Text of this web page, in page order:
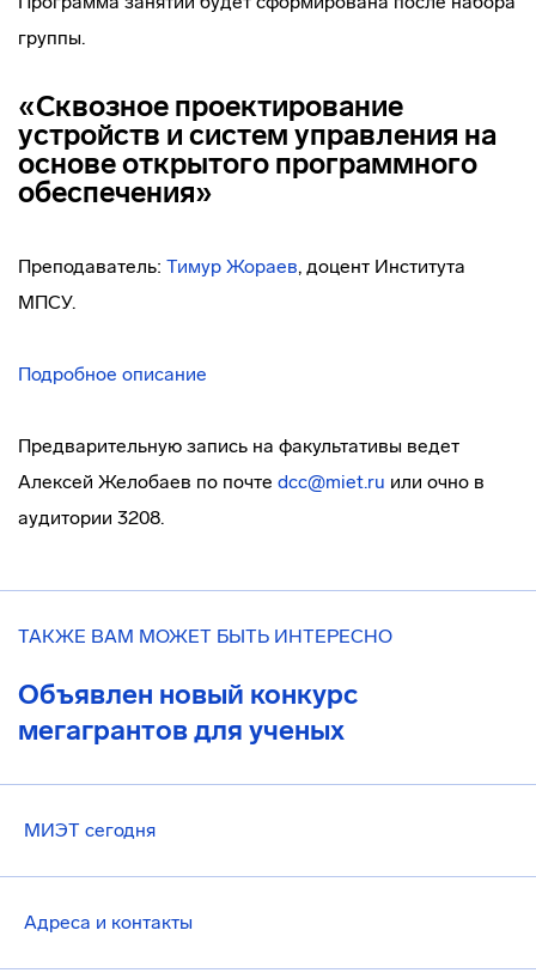
группы.
«Сквозное проектирование
устройств и систем управления на
основе открытого программного
обеспечения»
Преподаватель: Тимур Жораев, доцент Института
МПСУ.
Подробное описание
Предварительную запись на факультативы ведет
Алексей Желобаев по почте dcc@miet.ru или очно в
аудитории 3208.
ТАКЖЕ ВАМ МОЖЕТ БЫТЬ ИНТЕРЕСНО
Объявлен новый конкурс
мегагрантов для ученых
МИЭТ сегодня
Адреса и контакты